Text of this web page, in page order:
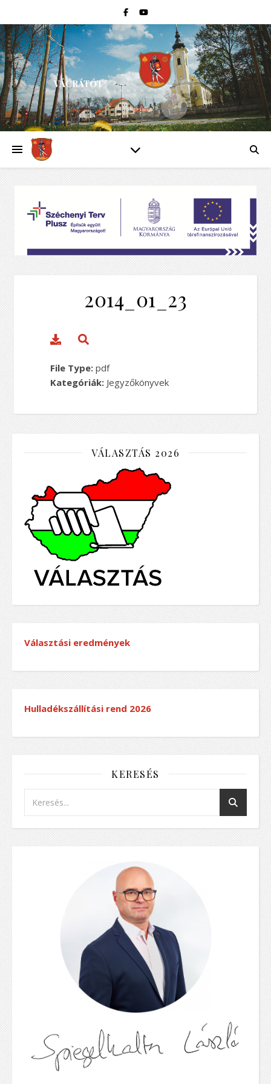
VÁCRÁTÓT
PEST VÁRMEGYE
2014_01_23
File Type: pdf
Kategóriák: Jegyzőkönyvek
VÁLASZTÁS 2026
Választási eredmények
Hulladékszállítási rend 2026
KERESÉS